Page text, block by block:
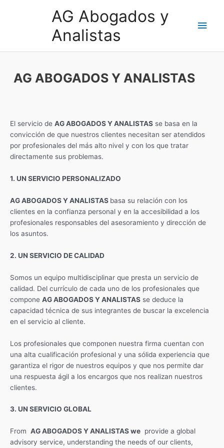
AG Abogados y
Analistas
AG ABOGADOS Y ANALISTAS
El servicio de AG ABOGADOS Y ANALISTAS se basa en la
convicción de que nuestros clientes necesitan ser atendidos
por profesionales del más alto nivel y con los que tratar
directamente sus problemas.
1. UN SERVICIO PERSONALIZADO
AG ABOGADOS Y ANALISTAS basa su relación con los
clientes en la confianza personal y en la accesibilidad a los
profesionales responsables del asesoramiento y dirección de
los asuntos.
2. UN SERVICIO DE CALIDAD
Somos un equipo multidisciplinar que presta un servicio de
calidad. Del currículo de cada uno de los profesionales que
compone AG ABOGADOS Y ANALISTAS se deduce la
capacidad técnica de sus integrantes de buscar la excelencia
en el servicio al cliente.
Los profesionales que componen nuestra firma cuentan con
una alta cualificación profesional y una sólida experiencia que
garantiza el rigor de nuestros equipos y que nos permite dar
una respuesta ágil a los encargos que nos realizan nuestros
clientes.
3. UN SERVICIO GLOBAL
From AG ABOGADOS Y ANALISTAS we provide a global
advisory service, understanding the needs of our clients,